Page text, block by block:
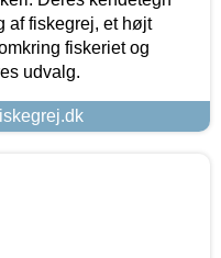
af fiskegrej, et højt
fiskeriet og
udvalg.